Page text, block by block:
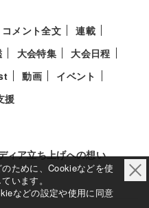
コメント全文
連載
大会特集
大会日程
動画
イベント
援
ィア立ち上げへの想い
ために、Cookieなどを使
います。
などの設定や使用に同意